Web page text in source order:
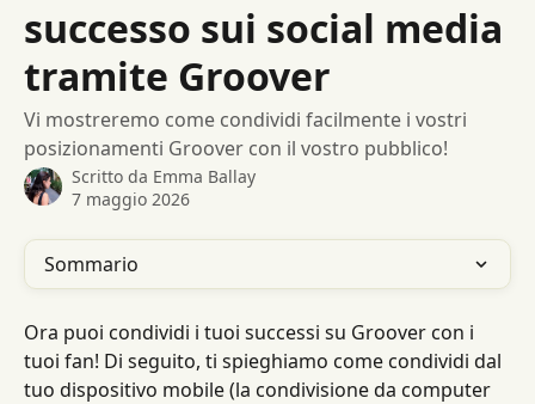
successo sui social media
tramite Groover
Vi mostreremo come condividi facilmente i vostri
posizionamenti Groover con il vostro pubblico!
Scritto da Emma Ballay
7 maggio 2026
Sommario
Ora puoi condividi i tuoi successi su Groover con i
tuoi fan! Di seguito, ti spieghiamo come condividi dal
tuo dispositivo mobile (la condivisione da computer